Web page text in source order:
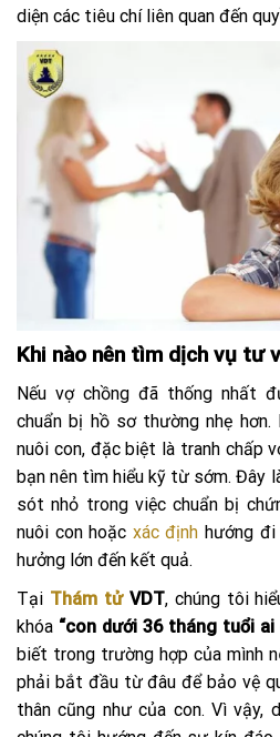
diện các tiêu chí liên quan đến
Khi nào nên tìm dịch vụ tư
Nếu vợ chồng đã thống nhất
chuẩn bị hồ sơ thường nhẹ hơn.
nuôi con, đặc biệt là tranh chấp
bạn nên tìm hiểu kỹ từ sớm. Đây
sót nhỏ trong việc chuẩn bị
nuôi con hoặc xác định hướng đi
hưởng lớn đến kết quả.
Tại Thám tửVDT, chúng tôi
khóa “con dưới 36 tháng tuổi ai
biết trong trường hợp của mình
phải bắt đầu từ đâu để bảo vệ
thân cũng như của con. Vì vậy,